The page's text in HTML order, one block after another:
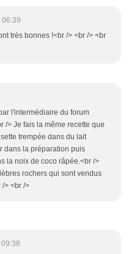
très bonnes !<br /> <br /> <br
l'intermédiaire du forum
/> Je fais la même recette que
trempée dans du lait
dans la préparation puis
la noix de coco râpée.<br />
rochers qui sont vendus
/> <br />